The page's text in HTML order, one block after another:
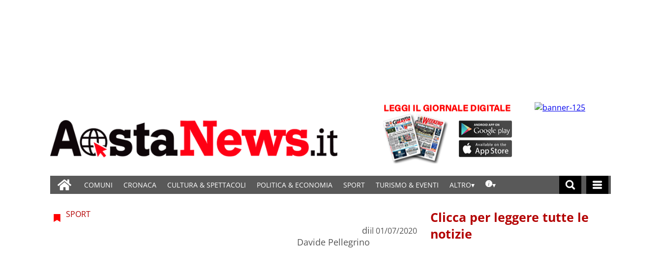
COMUNI CRONACA CULTURA & SPETTACOLI POLITICA & ECONOMIA SPORT TURISMO & EVENTI ALTRO
SPORT
di
Davide Pellegrino
il 01/07/2020
Clicca per leggere tutte le
notizie